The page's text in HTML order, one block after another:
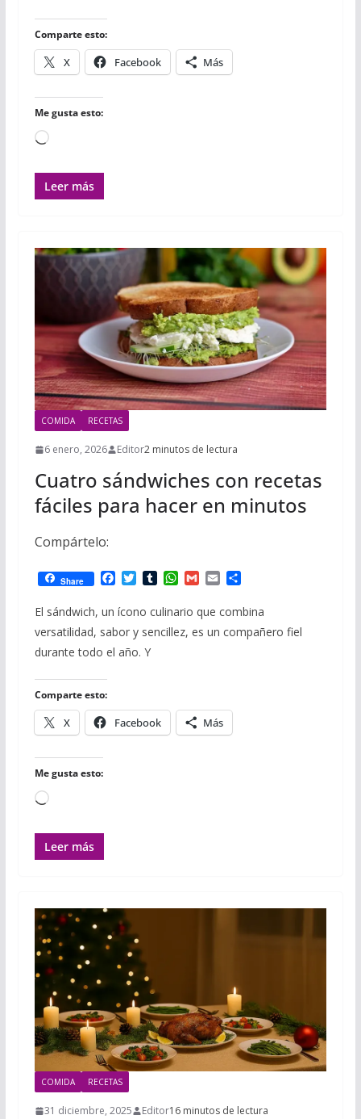
Comparte esto:
X Facebook Más
Me gusta esto:
Cargando...
Leer más
COMIDA RECETAS
6 enero, 2026 Editor2 minutos de lectura
Cuatro sándwiches con recetas
fáciles para hacer en minutos
Compártelo:
Share
F
c
e
b
o
T
i
t
t
e
T
m
b
l
W
a
t
s
G
a
i
l
E
a
i
C
m
p
a
El sándwich, un ícono culinario que combina
versatilidad, sabor y sencillez, es un compañero fiel
durante todo el año. Y
Comparte esto:
X Facebook Más
Me gusta esto:
Cargando...
Leer más
COMIDA RECETAS
31 diciembre, 2025 Editor16 minutos de lectura